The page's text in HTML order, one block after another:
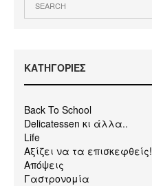
KΑΤΗΓΟΡΙΕΣ
Back To School
Delicatessen κι άλλα..
Life
Αξίζει να τα επισκεφθείς!
Απόψεις
Γαστρονομία